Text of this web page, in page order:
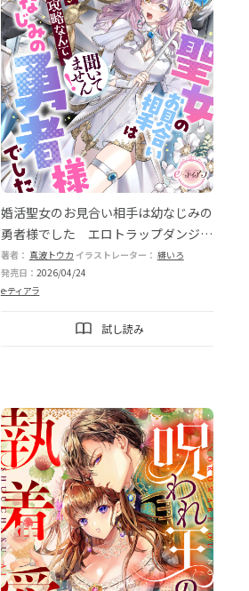
婚活聖女のお見合い相手は幼なじみの
勇者様でした エロトラップダンジョ
ン攻略なんて聞いてません！
著者： 真波トウカ イラストレーター： 緋いろ
発売日： 2026/04/24
e-ティアラ
試し読み